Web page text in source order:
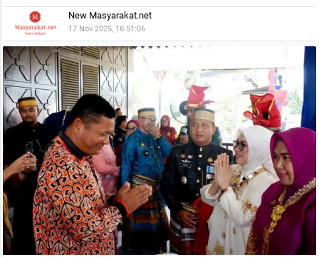
New Masyarakat.net
17 Nov 2025, 16:51:06